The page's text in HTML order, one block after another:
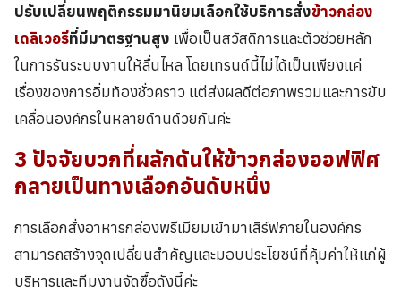
ปรับเปลี่ยนพฤติกรรมมานิยมเลือกใช้บริการสั่งข้าวกล่อง
เดลิเวอรีที่มีมาตรฐานสูง เพื่อเป็นสวัสดิการและตัวช่วยหลัก
ในการรันระบบงานให้ลื่นไหล โดยเทรนด์นี้ไม่ได้เป็นเพียงแค่
เรื่องของการอิ่มท้องชั่วคราว แต่ส่งผลดีต่อภาพรวมและการขับ
เคลื่อนองค์กรในหลายด้านด้วยกันค่ะ
3 ปัจจัยบวกที่ผลักดันให้ข้าวกล่องออฟฟิศ
กลายเป็นทางเลือกอันดับหนึ่ง
การเลือกสั่งอาหารกล่องพรีเมียมเข้ามาเสิร์ฟภายในองค์กร
สามารถสร้างจุดเปลี่ยนสำคัญและมอบประโยชน์ที่คุ้มค่าให้แก่ผู้
บริหารและทีมงานจัดซื้อดังนี้ค่ะ